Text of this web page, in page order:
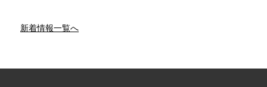
新着情報一覧へ